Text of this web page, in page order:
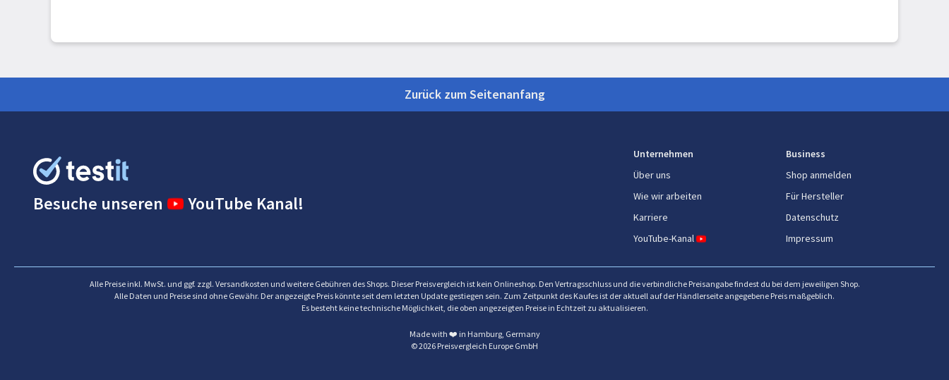
Zurück zum Seitenanfang
Besuche unseren YouTube Kanal!
Unternehmen
Über uns
Wie wir arbeiten
Karriere
YouTube-Kanal
Business
Shop anmelden
Für Hersteller
Datenschutz
Impressum
Alle Preise inkl. MwSt. und ggf. zzgl. Versandkosten und weitere Gebühren des Shops. Dieser Preisvergleich ist kein Onlineshop. Den Vertragsschluss und die verbindliche Preisangabe findest du bei dem jeweiligen Shop.
Alle Daten und Preise sind ohne Gewähr. Der angezeigte Preis könnte seit dem letzten Update gestiegen sein. Zum Zeitpunkt des Kaufes ist der aktuell auf der Händlerseite angegebene Preis maßgeblich.
Es besteht keine technische Möglichkeit, die oben angezeigten Preise in Echtzeit zu aktualisieren.
Made with ❤️ in Hamburg, Germany
© 2026 Preisvergleich Europe GmbH